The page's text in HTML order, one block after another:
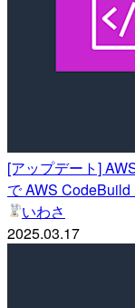
[アップデート]
で AWS
いわさ
2025.03.17